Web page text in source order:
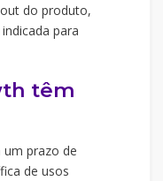
do produto,
para
têm
prazo de
de usos